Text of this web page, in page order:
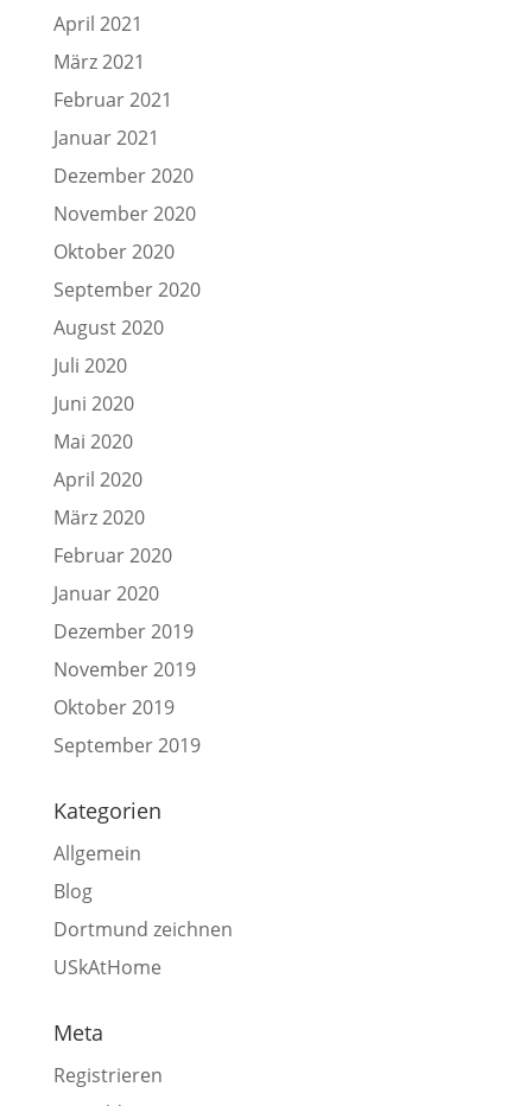
April 2021
März 2021
Februar 2021
Januar 2021
Dezember 2020
November 2020
Oktober 2020
September 2020
August 2020
Juli 2020
Juni 2020
Mai 2020
April 2020
März 2020
Februar 2020
Januar 2020
Dezember 2019
November 2019
Oktober 2019
September 2019
Kategorien
Allgemein
Blog
Dortmund zeichnen
USkAtHome
Meta
Registrieren